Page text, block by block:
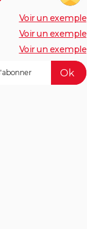
Voir un exemple
Voir un exemple
Voir un exemple